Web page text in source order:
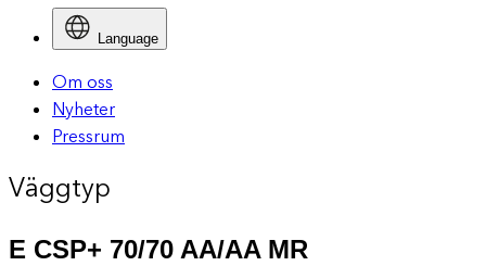
Language
Om oss
Nyheter
Pressrum
Väggtyp
E CSP+ 70/70 AA/AA MR